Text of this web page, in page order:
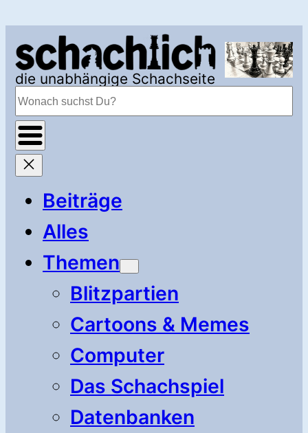
springen
die unabhängige Schachseite
Suchen
Beiträge
Alles
Themen
Blitzpartien
Cartoons & Memes
Computer
Das Schachspiel
Datenbanken